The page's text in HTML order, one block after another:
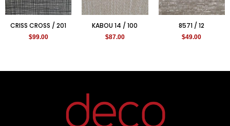
CRISS CROSS / 201
$99.00
KABOU 14 / 100
$87.00
8571 / 12
$49.00